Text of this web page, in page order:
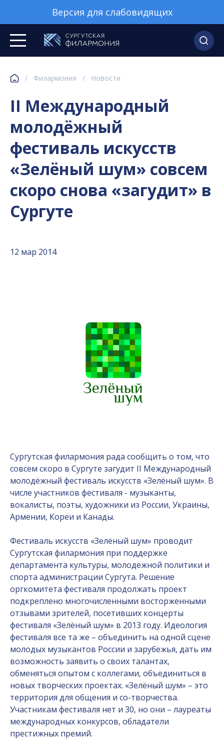
Версия для слабовидящих
/ Филармония / Новости
II Международный
молодёжный
фестиваль искусств
«Зелёный шум» совсем
скоро снова «загудит» в
Сургуте
12 мар 2014
Сургутская филармония рада сообщить о том, что
совсем скоро в Сургуте загудит II Международный
молодёжный фестиваль искусств «Зелёный шум». В
числе участников фестиваля - музыканты,
вокалисты, поэты, художники из России, Украины,
Армении, Кореи и Канады.
Фестиваль искусств «Зелёный шум» проводит
Сургутская филармония при поддержке
департамента культуры, молодежной политики и
спорта администрации Сургута. Решение
оргкомитета фестиваля продолжать проект
подкреплено многочисленными восторженными
отзывами зрителей, посетивших концерты
фестиваля «Зелёный шум» в 2013 году. Идеология
фестиваля все та же – объединить на одной сцене
молодых музыкантов России и зарубежья, дать им
возможность заявить о своих талантах,
обменяться опытом с коллегами, объединиться в
новых творческих проектах. «Зелёный шум» – это
территория для общения и со-творчества.
Участникам фестиваля нет и 30, но они – лауреаты
международных конкурсов, обладатели
престижных премий.